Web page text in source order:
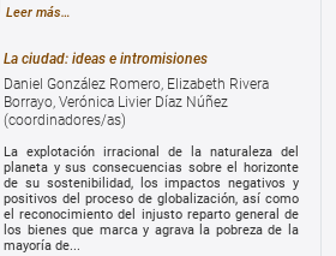
Leer más…
La ciudad: ideas e intromisiones
Daniel González Romero, Elizabeth Rivera
Borrayo, Verónica Livier Díaz Núñez
(coordinadores/as)
La explotación irracional de la naturaleza del
planeta y sus consecuencias sobre el horizonte
de su sostenibilidad, los impactos negativos y
positivos del proceso de globalización, así como
el reconocimiento del injusto reparto general de
los bienes que marca y agrava la pobreza de la
mayoría de...